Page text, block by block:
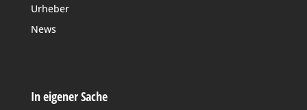
Urheber
News
In eigener Sache